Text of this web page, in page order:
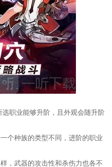
职业能够升阶，且外观会随升阶
个种族的类型不同，进阶的职业
，武器的攻击性和杀伤力也各不